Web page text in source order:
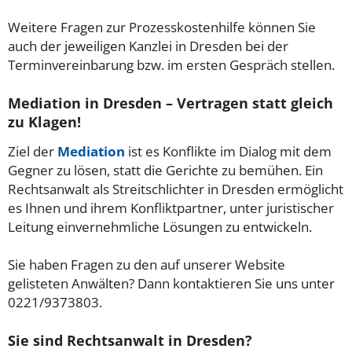
Weitere Fragen zur Prozesskostenhilfe können Sie
auch der jeweiligen Kanzlei in Dresden bei der
Terminvereinbarung bzw. im ersten Gespräch stellen.
Mediation in Dresden – Vertragen statt gleich
zu Klagen!
Ziel der Mediation ist es Konflikte im Dialog mit dem
Gegner zu lösen, statt die Gerichte zu bemühen. Ein
Rechtsanwalt als Streitschlichter in Dresden ermöglicht
es Ihnen und ihrem Konfliktpartner, unter juristischer
Leitung einvernehmliche Lösungen zu entwickeln.
Sie haben Fragen zu den auf unserer Website
gelisteten Anwälten? Dann kontaktieren Sie uns unter
0221/9373803.
Sie sind Rechtsanwalt in Dresden?